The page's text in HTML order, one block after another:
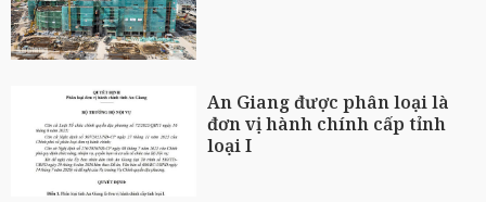
An Giang được phân loại là
đơn vị hành chính cấp tỉnh
loại I